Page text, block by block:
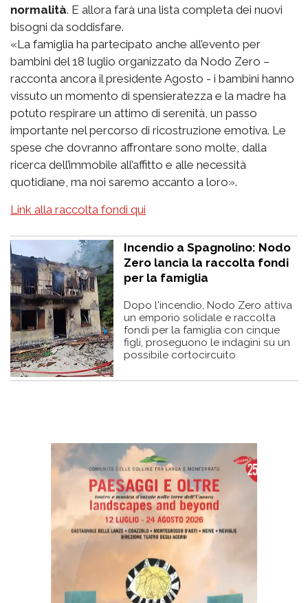
normalità. E allora farà una lista completa dei nuovi
bisogni da soddisfare.
«La famiglia ha partecipato anche all’evento per
bambini del 18 luglio organizzato da Nodo Zero –
racconta ancora il presidente Agosto - i bambini hanno
vissuto un momento di spensieratezza e la madre ha
potuto respirare un attimo di serenità, un passo
importante nel percorso di ricostruzione emotiva. Le
spese che dovranno affrontare sono molte, dalla
ricerca dell’immobile all’affitto e alle necessità
quotidiane, ma noi saremo accanto a loro».
Link alla raccolta fondi qui
Incendio a Spagnolino: Nodo
Zero lancia la raccolta fondi
per la famiglia
Dopo l'incendio, Nodo Zero attiva
un emporio solidale e raccolta
fondi per la famiglia con cinque
figli, proseguono le indagini su un
possibile cortocircuito